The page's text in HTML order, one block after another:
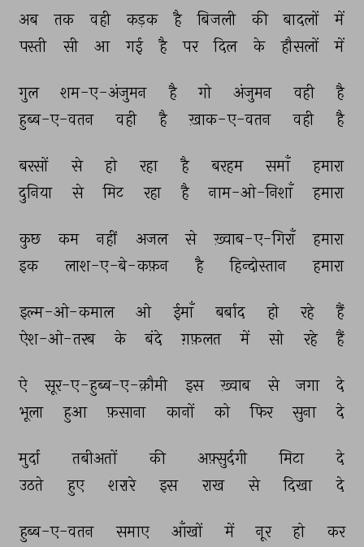
अब तक वही कड़क है बिजली की बादलों
में
पस्ती
सी आ गई है पर दिल के हौसलों में
गुल शम-ए-अंजुमन है गो अंजुमन वही
है
हुब्ब-ए-वतन
वही है ख़ाक-ए-वतन वही है
बरसों से हो रहा है बरहम समाँ
हमारा
दुनिया
से मिट रहा है नाम-ओ-निशाँ हमारा
कुछ कम नहीं अजल से ख़्वाब-ए-गिराँ
हमारा
इक
लाश-ए-बे-कफ़न है हिन्दोस्तान हमारा
इल्म-ओ-कमाल ओ ईमाँ बर्बाद हो रहे
हैं
ऐश-ओ-तरब
के बंदे ग़फ़लत में सो रहे हैं
ऐ सूर-ए-हुब्ब-ए-क़ौमी इस ख़्वाब से जगा
दे
भूला
हुआ फ़साना कानों को फिर सुना दे
मुर्दा तबीअतों की अफ़्सुर्दगी मिटा
दे
उठते
हुए शरारे इस राख से दिखा दे
हुब्ब-ए-वतन समाए आँखों में नूर हो
कर